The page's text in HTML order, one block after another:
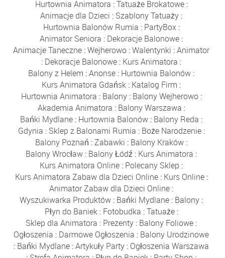
Hurtownia Animatora :Tatuaże Brokatowe:
Animacje dla Dzieci : Szablony Tatuaży :
Hurtownia Balonów Rumia : PartyBox:
Animator Seniora : Dekoracje Balonowe :
Animacje Taneczne :Wejherowo :Walentynki :Animator
: Dekoracje Balonowe : Kurs Animatora :
Balony z Helem :Anonse : Hurtownia Balonów :
Kurs Animatora Gdańsk : Katalog Firm :
Hurtownia Animatora : Balony: Balony Wejherowo:
Akademia Animatora : Balony Warszawa :
Bańki Mydlane : Hurtownia Balonów : Balony Reda :
Gdynia : Sklep z Balonami Rumia : Boże Narodzenie:
Balony Poznań :Zabawki : Balony Kraków :
Balony Wrocław : Balony Łódź : Kurs Animatora :
Kurs Animatora Online : Polecany Sklep :
Kurs Animatora Zabaw dla Dzieci Online: Kurs Online:
Animator Zabaw dla Dzieci Online :
Wyszukiwarka Produktów : Bańki Mydlane : Balony :
Płyn do Baniek: Fotobudka :Tatuaże:
Sklep dla Animatora : Prezenty : Balony Foliowe :
Ogłoszenia : Darmowe Ogłoszenia : Balony Urodzinowe
: Bańki Mydlane :Artykuły Party : Ogłoszenia Warszawa